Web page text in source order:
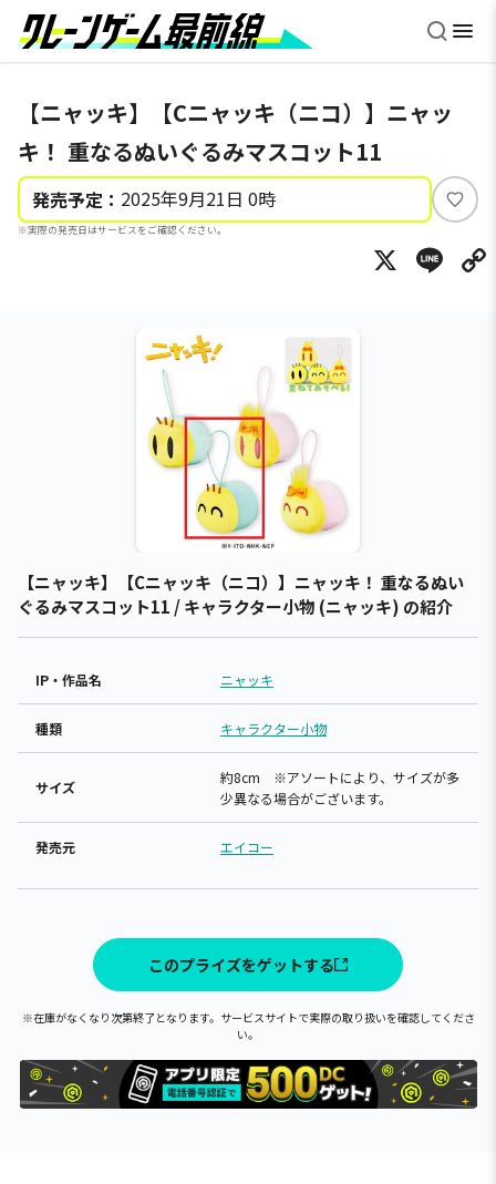
【ニャッキ】【Cニャッキ（ニコ）】ニャッ
キ！ 重なるぬいぐるみマスコット11
発売予定： 2025年9月21日 0時
※実際の発売日はサービスをご確認ください。
い
ね
X
【ニャッキ】【Cニャッキ（ニコ）】ニャッキ！ 重なるぬい
ぐるみマスコット11 / キャラクター小物 (ニャッキ) の紹介
IP・作品名 ニャッキ
種類 キャラクター小物
サイズ
約8cm ※アソートにより、サイズが多
少異なる場合がございます。
発売元 エイコー
このプライズをゲットする
※在庫がなくなり次第終了となります。サービスサイトで実際の取り扱いを確認してくださ
い。